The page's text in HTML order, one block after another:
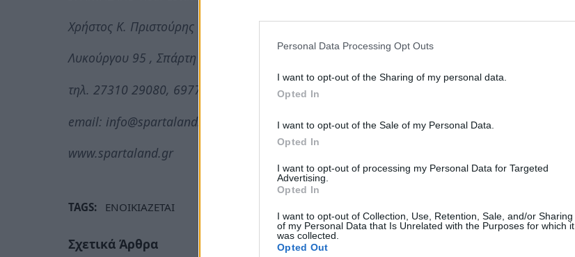
Personal Data Processing Opt Outs
I want to opt-out of the Sharing of my personal data.
Opted In
I want to opt-out of the Sale of my Personal Data.
Opted In
I want to opt-out of processing my Personal Data for Targeted
Advertising.
Opted In
I want to opt-out of Collection, Use, Retention, Sale, and/or Sharing
of my Personal Data that Is Unrelated with the Purposes for which it
was collected.
Opted Out
Χρήστος Κ. Πριστούρης
Λυκούργου 95 , Σπάρτη
τηλ. 27310 29080, 6977617555
email: info@spartaland.gr
www.spartaland.gr
TAGS: ΕΝΟΙΚΙΑΖΕΤΑΙ
Σχετικά Άρθρα